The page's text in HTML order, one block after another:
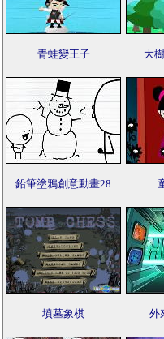
青蛙變王子 大
鉛筆塗鴉創意動畫28
墳墓象棋 外